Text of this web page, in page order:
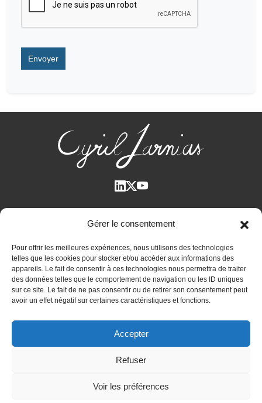
Gérer le consentement
Pour offrir les meilleures expériences, nous utilisons des technologies
telles que les cookies pour stocker et/ou accéder aux informations des
appareils. Le fait de consentir à ces technologies nous permettra de traiter
des données telles que le comportement de navigation ou les ID uniques
sur ce site. Le fait de ne pas consentir ou de retirer son consentement peut
avoir un effet négatif sur certaines caractéristiques et fonctions.
Accepter
Refuser
Voir les préférences
Plan des articles
Cyril Jarnias dans la Presse
Contactez-moi
Immobilier international
Mentions légales -
Politique de confidentialité